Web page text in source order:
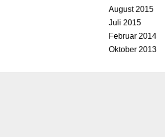
August 2015
Juli 2015
Februar 2014
Oktober 2013